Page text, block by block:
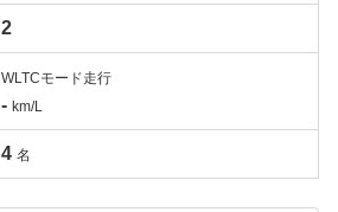
2
WLTCモード走行
- km/L
4 名